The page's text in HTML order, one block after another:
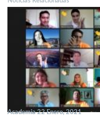
Academia 22 Enero, 2021